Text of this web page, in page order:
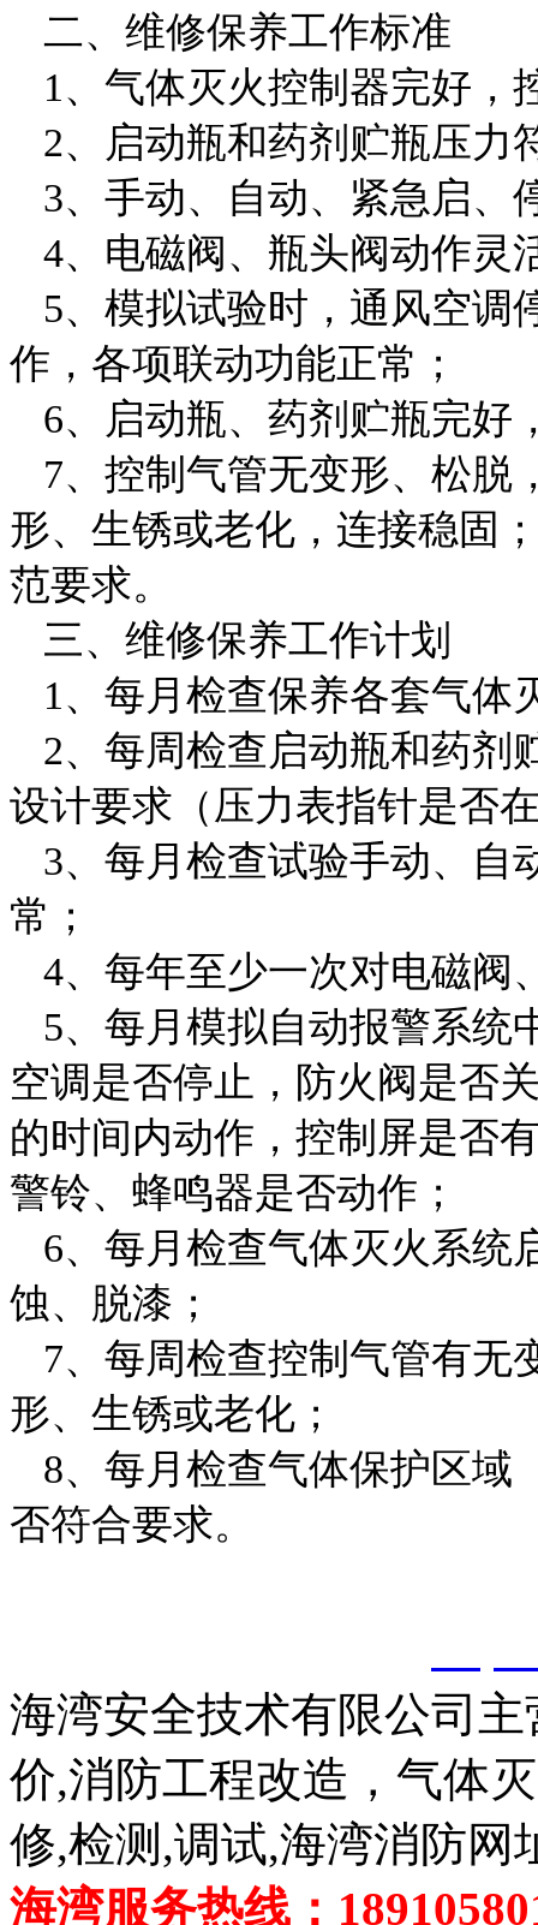
二、维修保养工作标准
1、气体灭火控制器完好，
2、启动瓶和药剂贮瓶压力
3、手动、自动、紧急启、
4、电磁阀、瓶头阀动作灵
5、模拟试验时，通风空调
作，各项联动功能正常；
6、启动瓶、药剂贮瓶完好
7、控制气管无变形、松脱
形、生锈或老化，连接稳固
范要求。
三、维修保养工作计划
1、每月检查保养各套气体
2、每周检查启动瓶和药剂
设计要求（压力表指针是否
3、每月检查试验手动、自
常；
4、每年至少一次对电磁阀
5、每月模拟自动报警系统
空调是否停止，防火阀是否
的时间内动作，控制屏是否
警铃、蜂鸣器是否动作；
6、每月检查气体灭火系统
蚀、脱漆；
7、每周检查控制气管有无
形、生锈或老化；
8、每月检查气体保护区域
否符合要求。
海湾安全技术有限公司
价,消防工程改造，气体
修,检测,调试,海湾消防网
海湾服务热线：